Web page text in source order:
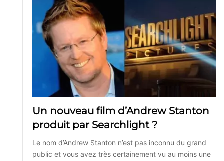
Un nouveau film d’Andrew Stanton
produit par Searchlight ?
Le nom d’Andrew Stanton n’est pas inconnu du grand
public et vous avez très certainement vu au moins une